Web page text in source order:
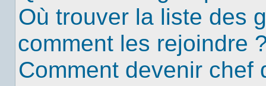
Où trouver la liste des
comment les rejoindre
Comment devenir chef